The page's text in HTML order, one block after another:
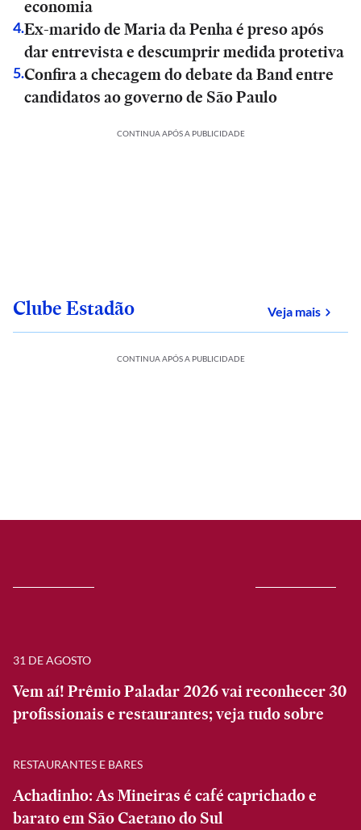
economia
4.Ex-marido de Maria da Penha é preso após
dar entrevista e descumprir medida protetiva
5.Confira a checagem do debate da Band entre
candidatos ao governo de São Paulo
CONTINUA APÓS A PUBLICIDADE
Clube Estadão Veja maissobre
CONTINUA APÓS A PUBLICIDADE
31 DE AGOSTO
Vem aí! Prêmio Paladar 2026 vai reconhecer 30
profissionais e restaurantes; veja tudo sobre
RESTAURANTES E BARES
Achadinho: As Mineiras é café caprichado e
barato em São Caetano do Sul